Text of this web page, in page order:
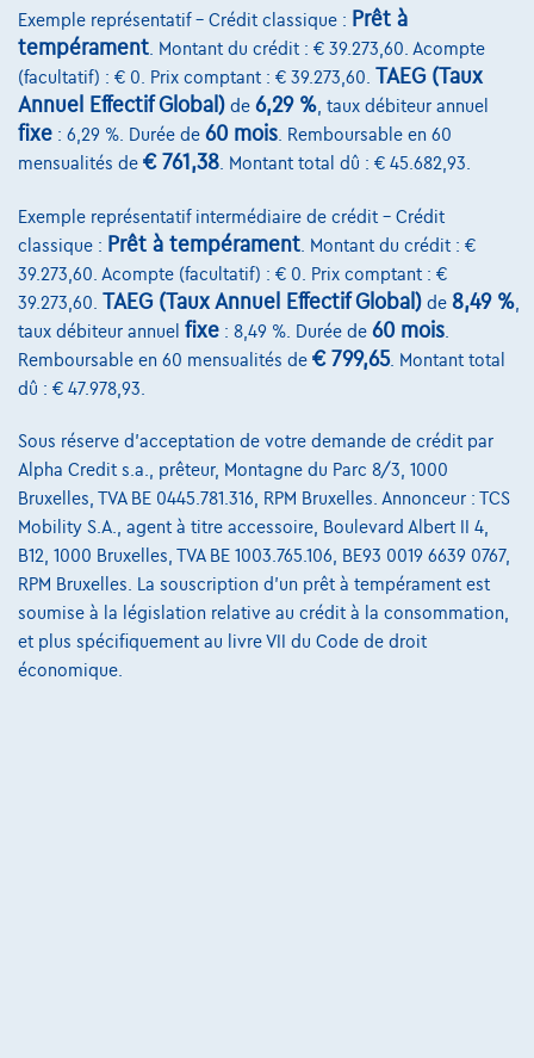
Volkswagen Other
€36.495 ✓ TVA déductible
Dès€551,06/mois et une dernière mensualité de
€11.499,56
Découvrez l’exemple chiffré complet
8870 Izegem,Decaigny Izegem
Exemple représentatif – Crédit classique : Prêt à
tempérament . Montant du crédit : € 39.273,60. Acompte
(facultatif) : € 0. Prix comptant : € 39.273,60. TAEG (Taux
Annuel Effectif Global) de 6,29 % , taux débiteur annuel
fixe : 6,29 %. Durée de 60 mois . Remboursable en 60
mensualités de € 761,38 . Montant total dû : € 45.682,93.
Exemple représentatif intermédiaire de crédit – Crédit
classique : Prêt à tempérament . Montant du crédit : €
39.273,60. Acompte (facultatif) : € 0. Prix comptant : €
39.273,60. TAEG (Taux Annuel Effectif Global) de 8,49 %
taux débiteur annuel fixe : 8,49 %. Durée de 60 mois
Remboursable en 60 mensualités de € 799,65. Montant total
dû : € 47.978,93.
Sous réserve d'acceptation de votre demande de crédit par
Alpha Credit s.a., prêteur, Montagne du Parc 8/3, 1000
Bruxelles, TVA BE 0445.781.316, RPM Bruxelles. Annonceur : TCS
Mobility S.A., agent à titre accessoire, Boulevard Albert II 4,
B12, 1000 Bruxelles, TVA BE 1003.765.106, BE93 0019 6639 0767,
RPM Bruxelles. La souscription d'un prêt à tempérament est
soumise à la législation relative au crédit à la consommation,
et plus spécifiquement au livre VII du Code de droit
économique.